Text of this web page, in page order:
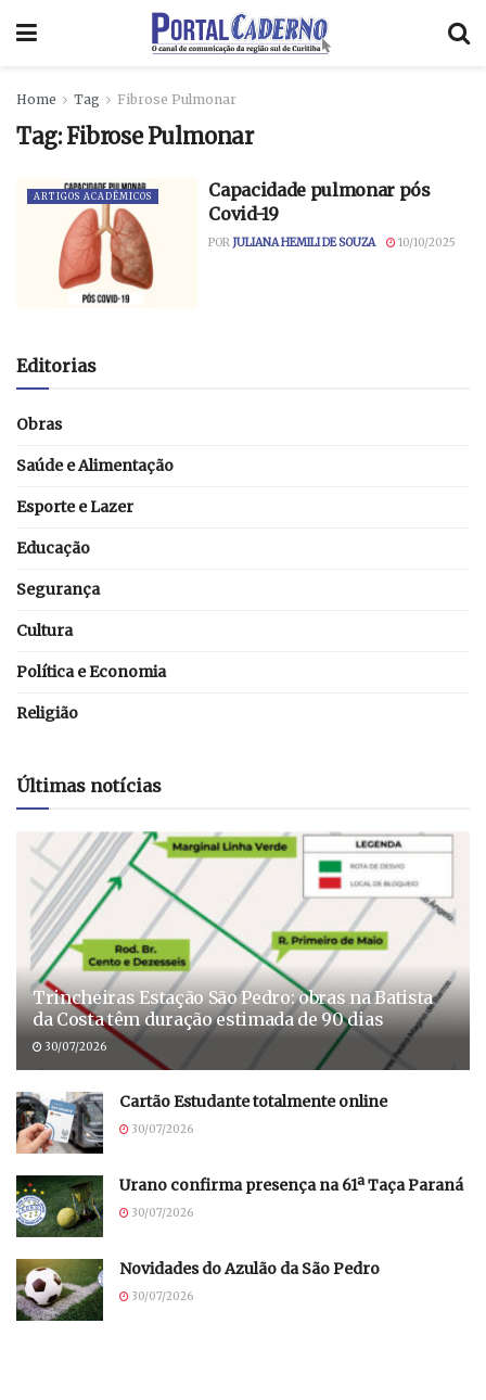
Home Tag Fibrose Pulmonar
Tag:Fibrose Pulmonar
ARTIGOS ACADÊMICOS
Capacidade pulmonar pós
Covid-19
POR JULIANA HEMILI DE SOUZA 10/10/2025
Editorias
Obras
Saúde e Alimentação
Esporte e Lazer
Educação
Segurança
Cultura
Política e Economia
Religião
Últimas notícias
Trincheiras Estação São Pedro: obras na Batista
da Costa têm duração estimada de 90 dias
30/07/2026
Cartão Estudante totalmente online
30/07/2026
Urano confirma presença na 61ª Taça Paraná
30/07/2026
Novidades do Azulão da São Pedro
30/07/2026